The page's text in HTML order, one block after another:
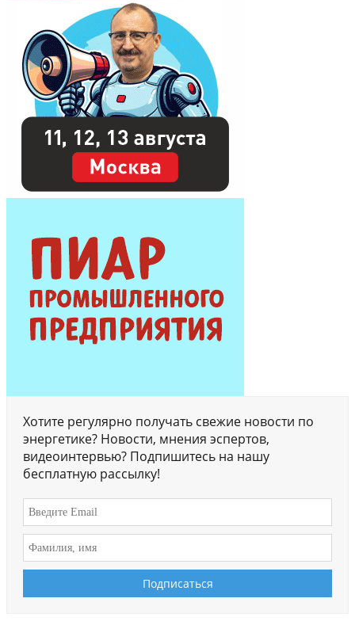
Хотите регулярно получать свежие новости по
энергетике? Новости, мнения эспертов,
видеоинтервью? Подпишитесь на нашу
бесплатную рассылку!